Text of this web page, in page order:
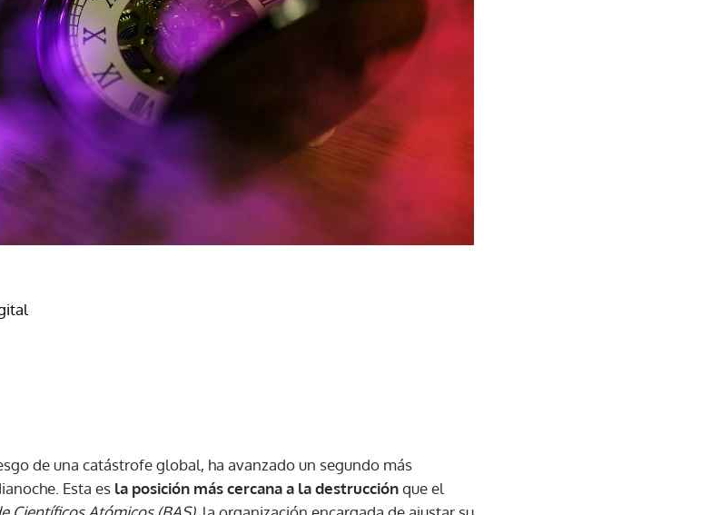
de una catástrofe global, ha avanzado un segundo más
Esta es la posición más cercana a la destrucciónque el